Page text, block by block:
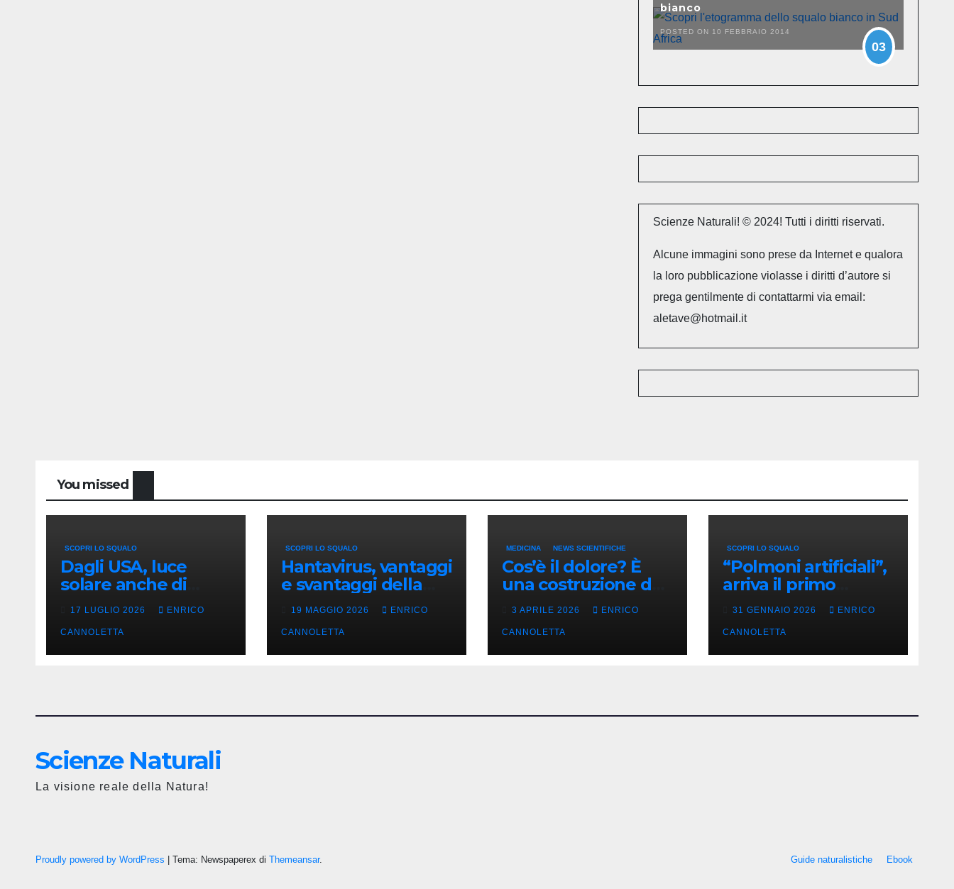
bianco
POSTED ON 10 FEBBRAIO 2014
03
Scienze Naturali! © 2024! Tutti i diritti riservati.
Alcune immagini sono prese da Internet e qualora
la loro pubblicazione violasse i diritti d’autore si
prega gentilmente di contattarmi via email:
aletave@hotmail.it
You missed
SCOPRI LO SQUALO
Dagli USA, luce
solare anche di
notte
17 LUGLIO 2026 ENRICO
CANNOLETTA
SCOPRI LO SQUALO
Hantavirus, vantaggi
e svantaggi della
lunga incubazione
19 MAGGIO 2026 ENRICO
CANNOLETTA
MEDICINA NEWS SCIENTIFICHE
Cos’è il dolore? È
una costruzione del
cervello
3 APRILE 2026 ENRICO
CANNOLETTA
SCOPRI LO SQUALO
“Polmoni artificiali”,
arriva il primo
successo
31 GENNAIO 2026 ENRICO
CANNOLETTA
Scienze Naturali
La visione reale della Natura!
Proudly powered by WordPress | Tema: Newspaperex di Themeansar. Guide naturalistiche Ebook